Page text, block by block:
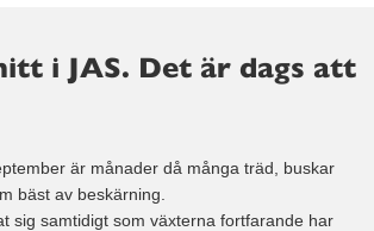
i JAS. Det är dags att
är månader då många träd, buskar
bäst av beskärning.
sig samtidigt som växterna fortfarande har